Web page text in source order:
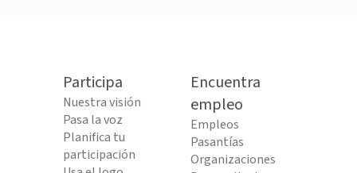
Participa
Nuestra visión
Pasa la voz
Planifica tu
participación
Encuentra
empleo
Empleos
Pasantías
Organizaciones